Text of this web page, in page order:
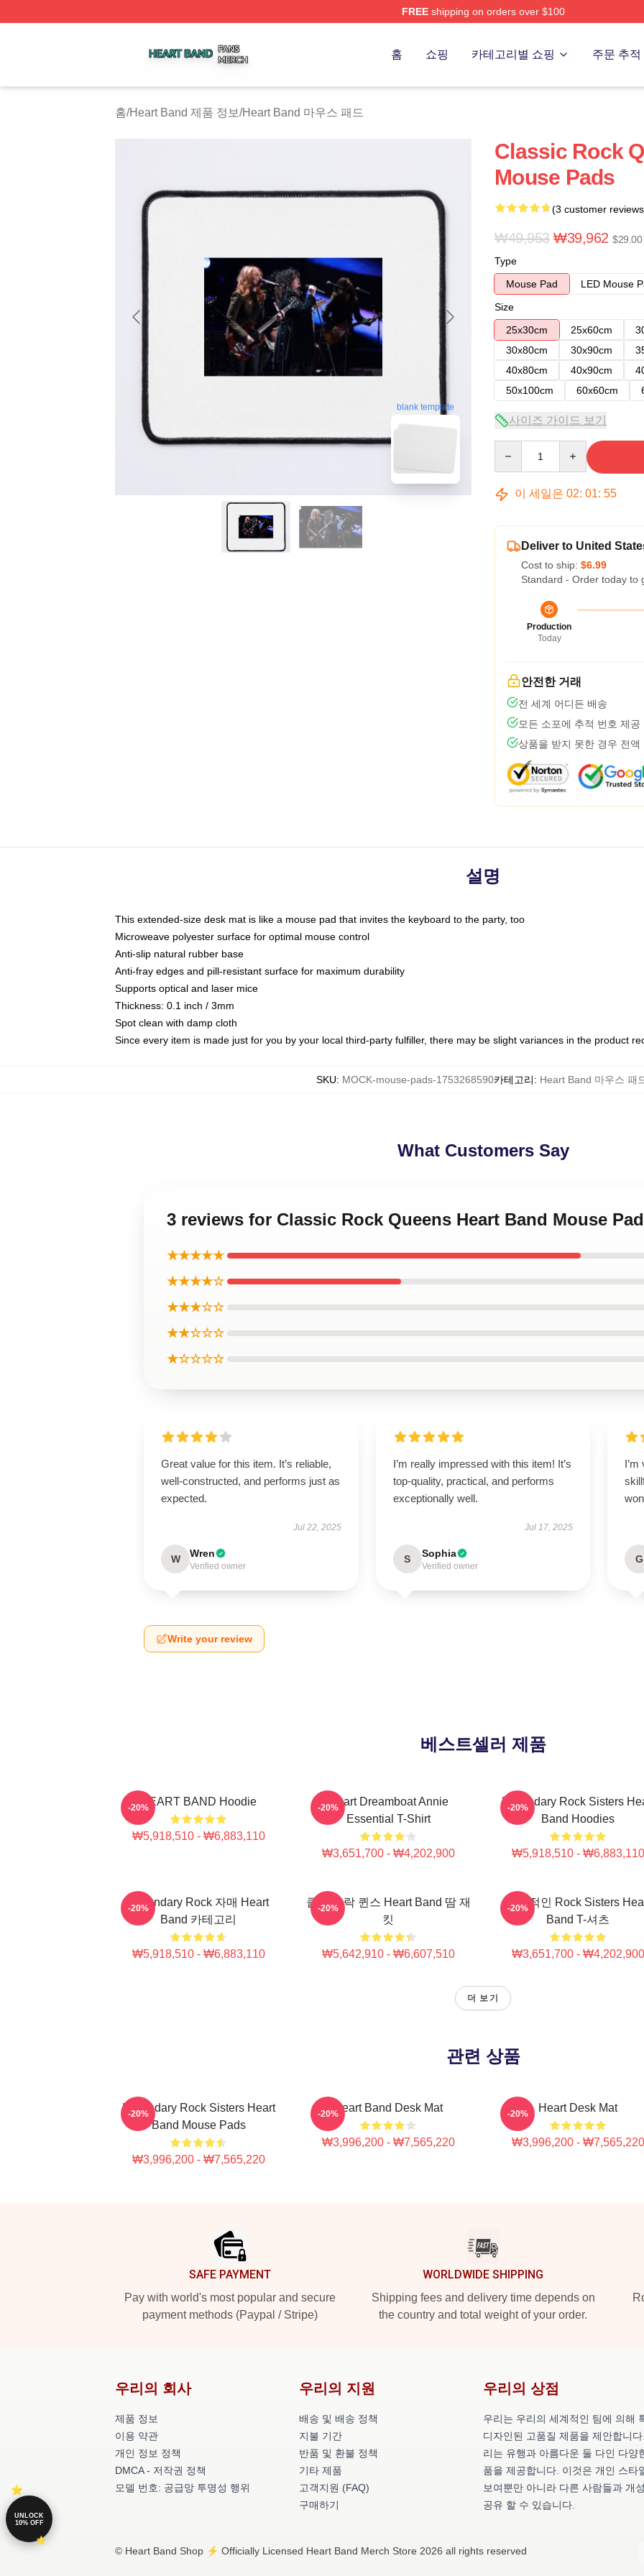
FREEshipping on orders over $100
홈 쇼핑 카테고리별 쇼핑 주문 추적
홈/Heart Band 제품 정보/Heart Band 마우스 패드
blank template
Classic Rock
Mouse Pads
(3 customer
₩49,953 ₩39,962 $29.00
Type
Mouse Pad
LED Mouse
Size
25x30cm
25x60cm
30x80cm
30x90cm
40x80cm
40x90cm
50x100cm
60x60cm
사이즈 가이드 보기
이 세일은 02: 01: 54
Deliver to United
Cost to ship: $6.99
Standard - Order today to
Production
Today
안전한 거래
전 세계 어디든 배송
모든 소포에 추적 번호 제공
상품을 받지 못한 경우 전액
설명
This extended-size desk mat is like a mouse pad that invites the keyboard to the party, too
Microweave polyester surface for optimal mouse control
Anti-slip natural rubber base
Anti-fray edges and pill-resistant surface for maximum durability
Supports optical and laser mice
Thickness: 0.1 inch / 3mm
Spot clean with damp cloth
Since every item is made just for you by your local third-party fulfiller, there may be slight variances in the product
SKU: MOCK-mouse-pads-1753268590카테고리: Heart Band 마우스 패
What Customers Say
3 reviews for Classic Rock Queens Heart Band Mouse
★★★★★
★★★★☆
★★★☆☆
★★☆☆☆
★☆☆☆☆
Great value for this item. It’s reliable,
well-constructed, and performs just as
expected.
Jul 22, 2025
W Wren
Verified owner
I’m really impressed with this item! It’s
top-quality, practical, and performs
exceptionally well.
Jul 17, 2025
S Sophia
Verified owner
G
Write your review
베스트셀러 제품
HEART BAND Hoodie
₩5,918,510 - ₩6,883,110
-20%
Heart Dreamboat Annie
Essential T-Shirt
₩3,651,700 - ₩4,202,900
-20%
Legendary Rock Sisters
Band Hoodies
₩5,918,510 - ₩6,883,110
-20%
Legendary Rock 자매 Heart
Band 카테고리
₩5,918,510 - ₩6,883,110
-20%
클래식 락 퀸스 Heart Band 땀 재
킷
₩5,642,910 - ₩6,607,510
-20%
전설적인 Rock Sisters
Band T-셔츠
₩3,651,700 - ₩4,202,900
-20%
더 보기
관련 상품
Legendary Rock Sisters Heart
Band Mouse Pads
₩3,996,200 - ₩7,565,220
-20% Heart Band Desk Mat
₩3,996,200 - ₩7,565,220
-20% Heart Desk Mat
₩3,996,200 - ₩7,565,220
-20%
SAFE PAYMENT
Pay with world's most popular and secure
payment methods (Paypal / Stripe)
WORLDWIDE SHIPPING
Shipping fees and delivery time depends on
the country and total weight of your order.
우리의 회사
제품 정보
이용 약관
개인 정보 정책
DMCA - 저작권 정책
모델 번호: 공급망 투명성 행위
우리의 지원
배송 및 배송 정책
지불 기간
반품 및 환불 정책
기타 제품
고객지원 (FAQ)
구매하기
우리의 상점
우리는 우리의 세계적인 팀에 의해
디자인된 고품질 제품을 제안합니
리는 유행과 아름다운 둘 다인 다양
품을 제공합니다. 이것은 개인 스타
보여뿐만 아니라 다른 사람들과 개
공유 할 수 있습니다.
© Heart Band Shop ⚡️ Officially Licensed Heart Band Merch Store 2026 all rights reserved
UNLOCK
10% OFF